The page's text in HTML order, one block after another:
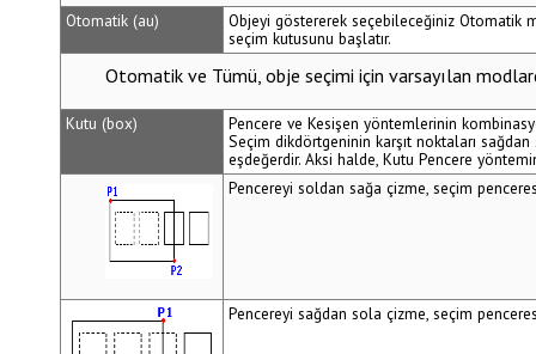
Otomatik (au)
Objeyi göstererek seçebileceğiniz Otomatik
seçim kutusunu başlatır.
Otomatikve Tümü, obje seçimi için varsayılan
Kutu (box)
Pencere ve Kesişen yöntemlerinin
Seçim dikdörtgeninin karşıt noktaları
eşdeğerdir. Aksi halde, Kutu Pencere
Pencereyi soldan sağa çizme, seçim
Pencereyi sağdan sola çizme, seçim